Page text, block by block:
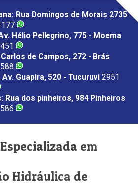
Rua Domingos de Morais 2735
Hélio Pellegrino, 775 - Moema
de Campos, 272 - Brás
Guapira, 520 - Tucuruvi 2951
Rua dos pinheiros, 984 Pinheiros
em
Hidráulica de